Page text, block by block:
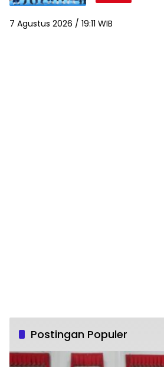
7 Agustus 2026 / 19:11 WIB
Postingan Populer